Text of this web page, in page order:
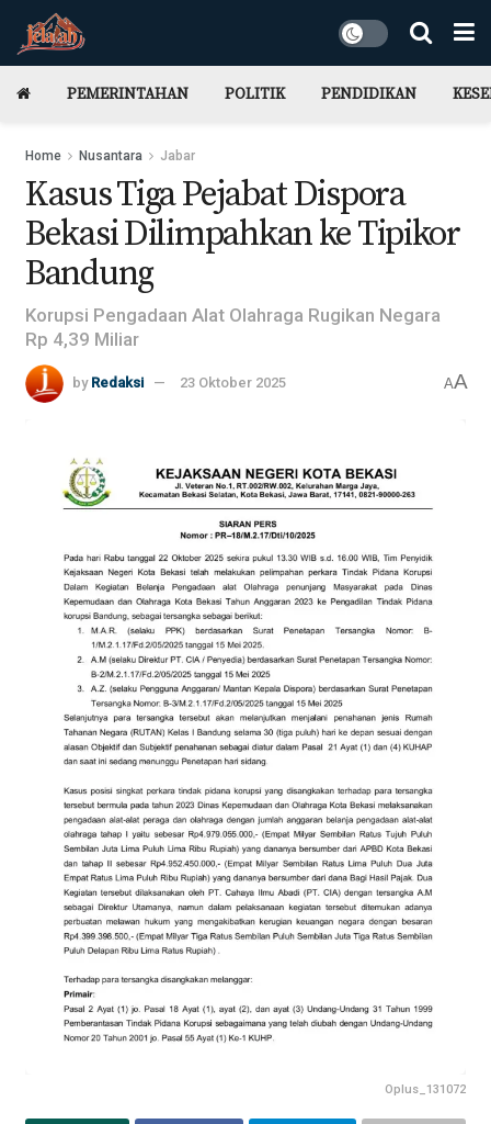
PEMERINTAHAN POLITIK PENDIDIKAN
Home Nusantara Jabar
Kasus Tiga Pejabat Dispora
Bekasi Dilimpahkan ke Tipikor
Bandung
Korupsi Pengadaan Alat Olahraga Rugikan Negara
Rp 4,39 Miliar
by Redaksi 23 Oktober 2025 AA
Oplus_131072